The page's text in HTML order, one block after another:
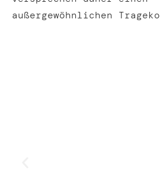
außergewöhnlichen